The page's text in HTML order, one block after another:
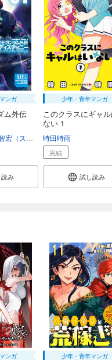
ンガ
ム外伝
タジオオルフェ）
み
少年・青年マンガ
このクラスにギャ
ない 1
時田時雨
完結
試し読み
ンガ 少年・青年マンガ